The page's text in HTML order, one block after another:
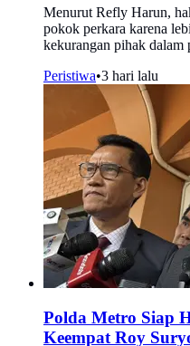
Menurut Refly Harun,
pokok perkara karena
kekurangan pihak dalam
Peristiwa•3 hari lalu
Polda Metro Siap
Keempat Roy